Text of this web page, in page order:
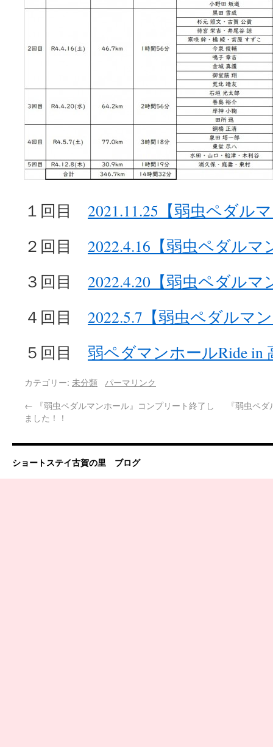
１回目 2021.11.25【弱虫ペダル
２回目 2022.4.16【弱虫ペダル
３回目 2022.4.20【弱虫ペダル
４回目 2022.5.7【弱虫ペダルマ
５回目 弱ペダマンホールRide in
カテゴリー: 未分類
パーマリンク
← 『弱虫ペダルマンホール』コンプリート終了し
ました！！
『弱虫ペ
ショートステイ古賀の里 ブログ